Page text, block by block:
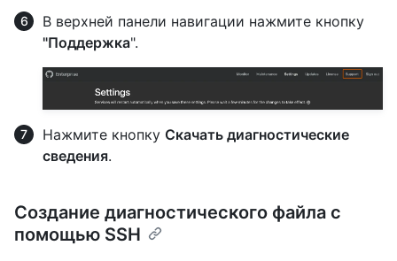
В верхней панели навигации нажмите кнопку
"Поддержка".
Нажмите кнопку Скачать диагностические
сведения.
Создание диагностического файла с
помощью SSH